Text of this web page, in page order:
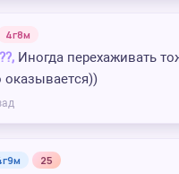
4г8м
Иногда перехаживать
оказывается))
25